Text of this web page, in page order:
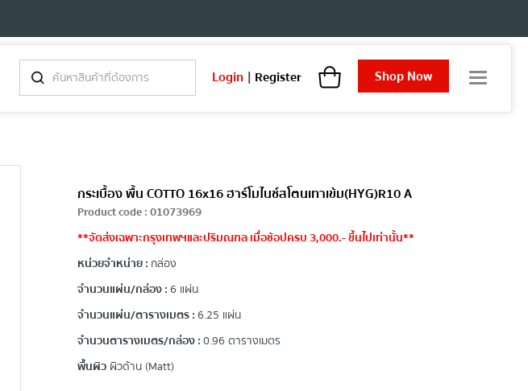
Login | Register Shop Now
T
g
กระเบื้อง พื้น COTTO 16x16 ฮาร์โมไนซ์สโตนเทาเข้ม(HYG)R10 A
Product code:01073969
**จัดส่งเฉพาะกรุงเทพฯและปริมณฑล เมื่อช้อปครบ 3,000.- ขึ้นไปเท่านั้น**
หน่วยจำหน่าย : กล่อง
จำนวนแผ่น/กล่อง :6 แผ่น
จำนวนแผ่น/ตารางเมตร :6.25 แผ่น
จำนวนตารางเมตร/กล่อง :0.96 ตารางเมตร
พื้นผิวผิวด้าน (Matt)